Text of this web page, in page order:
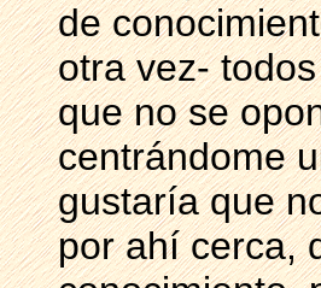
de
otra vez-
que no se
centrándome
gustaría que
por ahí cerca,